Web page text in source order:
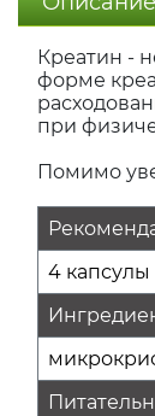
Креатин -
форме
при
Помимо
4 капсулы